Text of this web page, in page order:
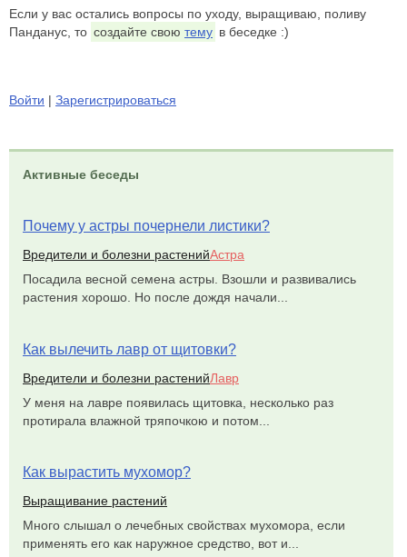
Если у вас остались вопросы по уходу, выращиваю, поливу
Панданус, то создайте свою тему в беседке :)
Войти | Зарегистрироваться
Активные беседы
Почему у астры почернели листики?
Вредители и болезни растенийАстра
Посадила весной семена астры. Взошли и развивались
растения хорошо. Но после дождя начали...
Как вылечить лавр от щитовки?
Вредители и болезни растенийЛавр
У меня на лавре появилась щитовка, несколько раз
протирала влажной тряпочкою и потом...
Как вырастить мухомор?
Выращивание растений
Много слышал о лечебных свойствах мухомора, если
применять его как наружное средство, вот и...